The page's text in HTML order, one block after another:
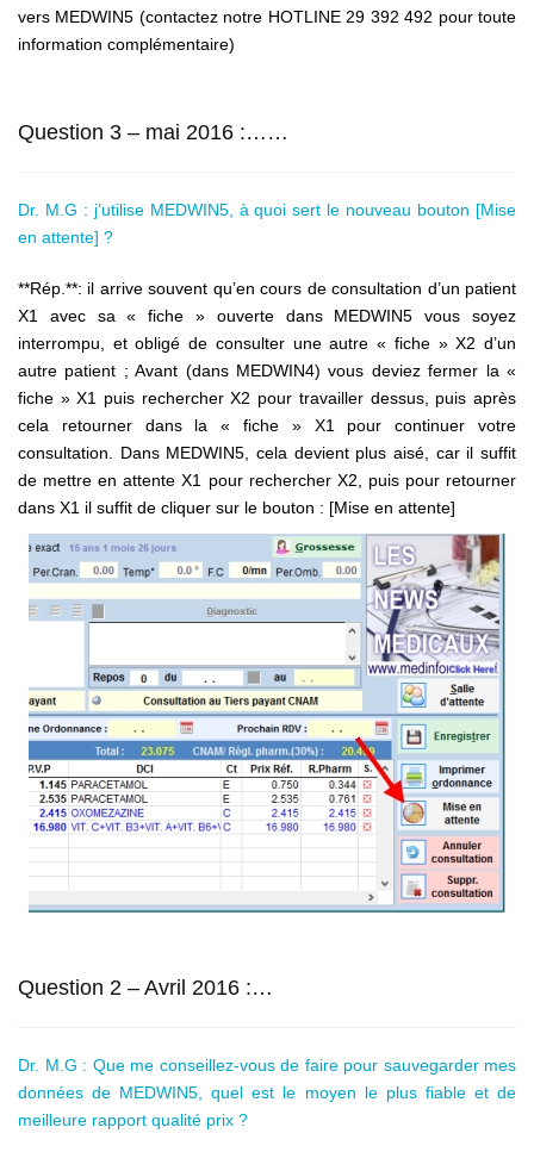
vers MEDWIN5 (contactez notre HOTLINE 29 392 492 pour toute
information complémentaire)
Question 3 – mai 2016 :……
Dr. M.G : j’utilise MEDWIN5, à quoi sert le nouveau bouton [Mise
en attente] ?
**Rép.**: il arrive souvent qu’en cours de consultation d’un patient
X1 avec sa « fiche » ouverte dans MEDWIN5 vous soyez
interrompu, et obligé de consulter une autre « fiche » X2 d’un
autre patient ; Avant (dans MEDWIN4) vous deviez fermer la «
fiche » X1 puis rechercher X2 pour travailler dessus, puis après
cela retourner dans la « fiche » X1 pour continuer votre
consultation. Dans MEDWIN5, cela devient plus aisé, car il suffit
de mettre en attente X1 pour rechercher X2, puis pour retourner
dans X1 il suffit de cliquer sur le bouton : [Mise en attente]
Question 2 – Avril 2016 :…
Dr. M.G : Que me conseillez-vous de faire pour sauvegarder mes
données de MEDWIN5, quel est le moyen le plus fiable et de
meilleure rapport qualité prix ?